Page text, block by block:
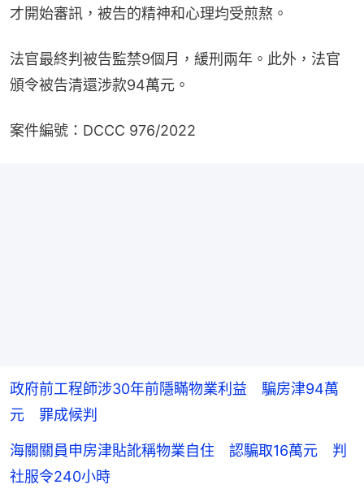
才開始審訊，被告的精神和心理均受煎熬。
法官最終判被告監禁9個月，緩刑兩年。此外，法官
頒令被告清還涉款94萬元。
案件編號：DCCC 976/2022
政府前工程師涉30年前隱瞞物業利益 騙房津94萬
元 罪成候判
海關關員申房津貼訛稱物業自住 認騙取16萬元 判
社服令240小時